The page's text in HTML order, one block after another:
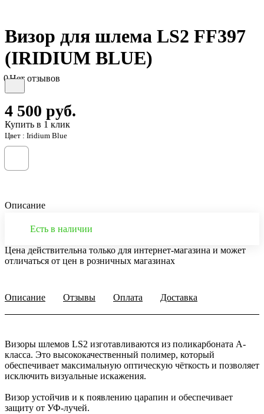
Визор для шлема LS2 FF397
(IRIDIUM BLUE)
0Нет отзывов
4 500 руб.
Купить в 1 клик
Цвет : Iridium Blue
Описание
Есть в наличии
Цена действительна только для интернет-магазина и может
отличаться от цен в розничных магазинах
Описание Отзывы Оплата Доставка
Визоры шлемов LS2 изготавливаются из поликарбоната А-
класса. Это высококачественный полимер, который
обеспечивает максимальную оптическую чёткость и позволяет
исключить визуальные искажения.
Визор устойчив и к появлению царапин и обеспечивает
защиту от УФ-лучей.